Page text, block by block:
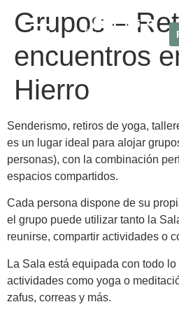
Grupos –
encuentros
Hierro
Senderismo, retiros de yoga,
es un lugar ideal para alojar
personas), con la combinación
espacios compartidos.
Cada persona dispone de su
el grupo puede utilizar tanto la
reunirse, compartir actividades o
La Sala está equipada con todo
actividades como yoga o
zafus, correas y más.